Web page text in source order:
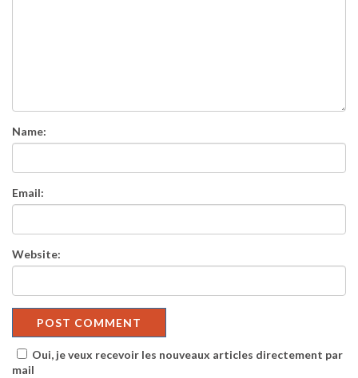
Name:
Email:
Website:
Oui, je veux recevoir les nouveaux articles directement par
mail